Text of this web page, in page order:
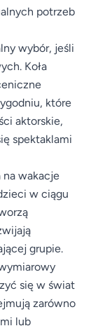
potrzeb
wybór, jeśli
Koła
które
aktorskie,
spektaklami
na wakacje
w ciągu
grupie.
się w świat
zarówno
lub